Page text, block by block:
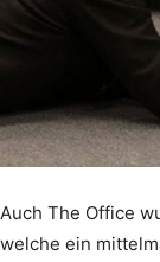
Auch The Office
welche ein